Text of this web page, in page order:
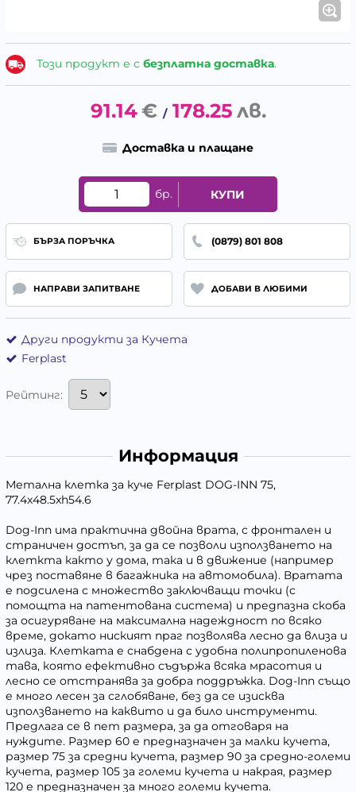
Този продукт е с безплатна доставка.
91.14€ / 178.25 лв.
Доставка и плащане
бр. КУПИ
БЪРЗА ПОРЪЧКА (0879) 801 808
НАПРАВИ ЗАПИТВАНЕ ДОБАВИ В ЛЮБИМИ
Други продукти за Кучета
Ferplast
Рейтинг:
Информация
Метална клетка за куче Ferplast DOG-INN 75,
77.4x48.5xh54.6
Dog-Inn има практична двойна врата, с фронтален и
страничен достъп, за да се позволи използването на
клеткта както у дома, така и в движение (например
чрез поставяне в багажника на автомобила). Вратата
е подсилена с множество заключващи точки (с
помощта на патентована система) и предпазна скоба
за осигуряване на максимална надеждност по всяко
време, докато ниският праг позволява лесно да влиза и
излиза. Клетката е снабдена с удобна полипропиленова
тава, която ефективно съдържа всяка мрасотия и
лесно се отстранява за добра поддръжка. Dog-Inn също
е много лесен за сглобяване, без да се изисква
използването на каквито и да било инструменти.
Предлага се в пет размера, за да отговаря на
нуждите. Размер 60 е предназначен за малки кучета,
размер 75 за средни кучета, размер 90 за средно-големи
кучета, размер 105 за големи кучета и накрая, размер
120 е предназначен за много големи кучета.